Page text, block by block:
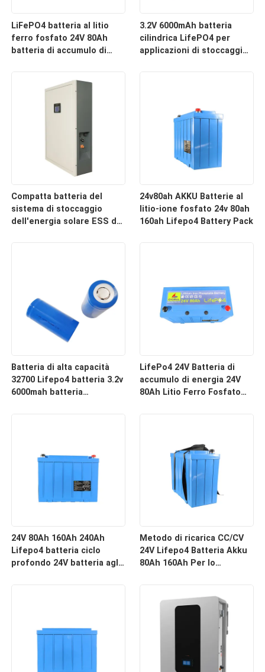
LiFePO4 batteria al litio
ferro fosfato 24V 80Ah
batteria di accumulo di
3.2V 6000mAh batteria
cilindrica LifePO4 per
applicazioni di stoccaggio
Compatta batteria del
sistema di stoccaggio
dell'energia solare ESS da
24v80ah AKKU Batterie al
litio-ione fosfato 24v 80ah
160ah Lifepo4 Battery Pack
Batteria di alta capacità
32700 Lifepo4 batteria 3.2v
6000mah batteria
LifePo4 24V Batteria di
accumulo di energia 24V
80Ah Litio Ferro Fosfato
24V 80Ah 160Ah 240Ah
Lifepo4 batteria ciclo
profondo 24V batteria agli
Metodo di ricarica CC/CV
24V Lifepo4 Batteria Akku
80Ah 160Ah Per lo